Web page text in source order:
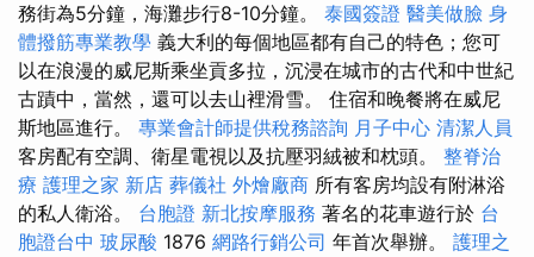
務街為5分鐘，海灘步行8-10分鐘。 泰國簽證 醫美做臉 身
體撥筋專業教學 義大利的每個地區都有自己的特色；您可
以在浪漫的威尼斯乘坐貢多拉，沉浸在城市的古代和中世紀
古蹟中，當然，還可以去山裡滑雪。 住宿和晚餐將在威尼
斯地區進行。 專業會計師提供稅務諮詢 月子中心 清潔人員
客房配有空調、衛星電視以及抗壓羽絨被和枕頭。 整脊治
療 護理之家 新店 葬儀社 外燴廠商 所有客房均設有附淋浴
的私人衛浴。 台胞證 新北按摩服務 著名的花車遊行於 台
胞證台中 玻尿酸 1876 網路行銷公司 年首次舉辦。 護理之